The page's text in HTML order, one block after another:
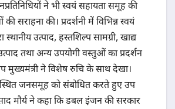
ने भी स्वयं सहायता समूह की
सराहना की। प्रदर्शनी में विभिन्न स्वयं
स्थानीय उत्पाद, हस्तशिल्प सामग्री, खाद्य
तथा अन्य उपयोगी वस्तुओं का प्रदर्शन
मुख्यमंत्री ने विशेष रुचि के साथ देखा।
जनसमूह को संबोधित करते हुए उप
मौर्य ने कहा कि डबल इंजन की सरकार